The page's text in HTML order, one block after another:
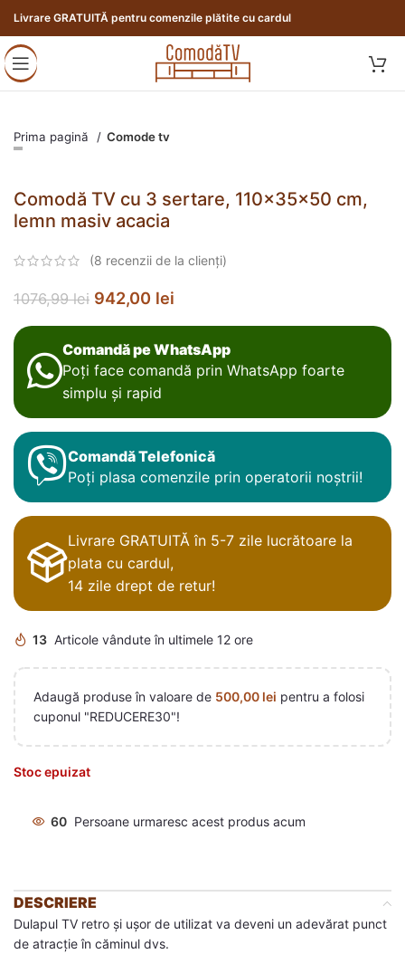
Livrare GRATUITĂ pentru comenzile plătite cu cardul
Prima pagină Comode tv
Comodă TV cu 3 sertare, 110x35x50 cm,
lemn masiv acacia
(8 recenzii de la clienți)
1076,99lei 942,00 lei
Comandă pe WhatsApp
Poți face comandă prin WhatsApp foarte
simplu și rapid
Comandă Telefonică
Poți plasa comenzile prin operatorii noștrii!
Livrare GRATUITĂ în 5-7 zile lucrătoare la
plata cu cardul,
14 zile drept de retur!
13 Articole vândute în ultimele 12 ore
Adaugă produse în valoare de 500,00 lei pentru a folosi
cuponul "REDUCERE30"!
Stoc epuizat
60 Persoane urmaresc acest produs acum
DESCRIERE
Dulapul TV retro și ușor de utilizat va deveni un adevărat punct
de atracție în căminul dvs.